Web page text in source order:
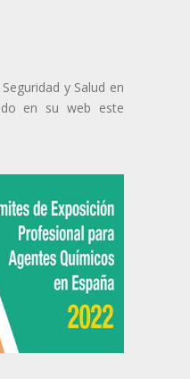
y Salud en
en su web este